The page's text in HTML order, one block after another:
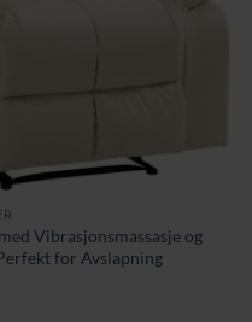
Vibrasjonsmassasje og
for Avslapning